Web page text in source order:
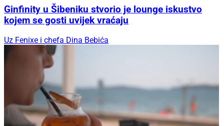
Ginfinity u Šibeniku stvorio je lounge iskustvo
kojem se gosti uvijek vraćaju
Uz Fenixe i chefa Dina Bebića